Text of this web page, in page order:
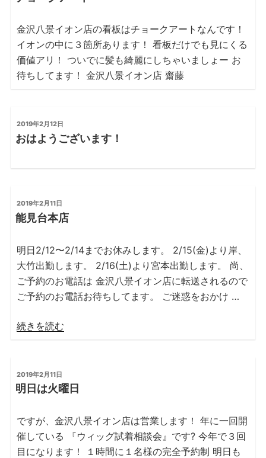
日:
金沢八景イオン店の看板はチョークアートなんです！
イオンの中に３箇所あります！ 看板だけでも見にくる
価値アリ！ ついでに髪も綺麗にしちゃいましょー お
待ちしてます！ 金沢八景イオン店 齋藤
投
稿
日:
2019年2月12日
おはようございます！
投
稿
日:
2019年2月11日
能見台本店
明日2/12〜2/14までお休みします。 2/15(金)より岸、
大竹出勤します。 2/16(土)より宮本出勤します。 尚、
ご予約のお電話は 金沢八景イオン店に転送されるので
ご予約のお電話お待ちしてます。 ご迷惑をおかけ …
“能
見
本
店”
続きを読む
投
稿
日:
2019年2月11日
明日は火曜日
ですが、金沢八景イオン店は営業します！ 年に一回開
催している 『ウィッグ試着相談会』です? 今年で３回
目になります！ １時間に１名様の完全予約制 明日も